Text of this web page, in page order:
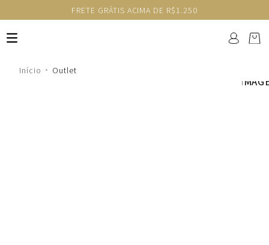
FRETE GRÁTIS ACIMA DE R$1.250
Outlet